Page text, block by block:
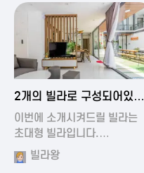
2024-11-19 00:54
2개의 빌라로 구성되어있는
대형 풀빌…
이번에 소개시켜드릴 빌라는
초대형 빌라입니다.…
빌라왕